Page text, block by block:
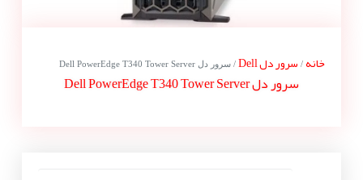
خانه/ سرور دل Dell / سرور دل Dell PowerEdge T340 Tower Server
سرور دل Dell PowerEdge T340 Tower Server